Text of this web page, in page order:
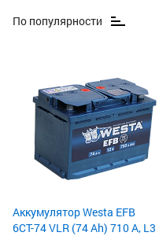
По популярности
Аккумулятор Westa EFB
6СТ-74 VLR (74 Ah) 710 А, L3